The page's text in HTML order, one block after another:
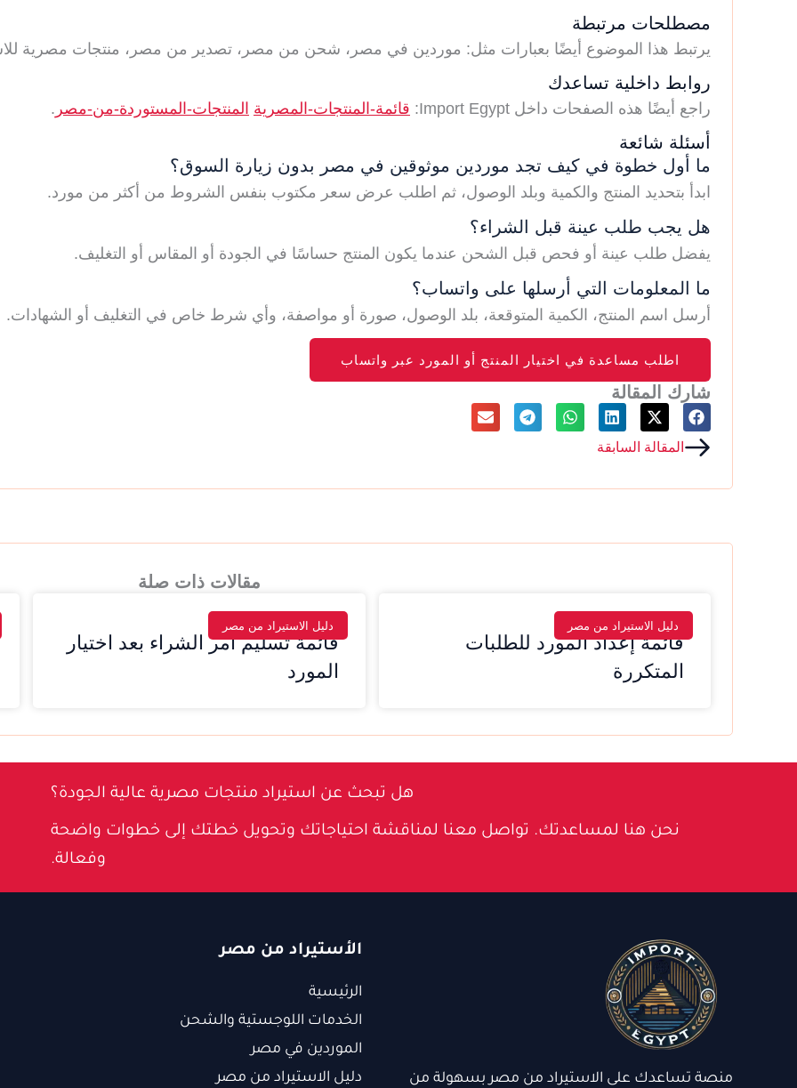
مصطلحات مرتبطة
يرتبط هذا الموضوع أيضًا بعبارات مثل: موردين في مصر، شحن من مصر، تصدير من مصر، منتجات مصرية
روابط داخلية تساعدك
راجع أيضًا هذه الصفحات داخل Import Egypt: قائمة-المنتجات-المصرية المنتجات-المستوردة-من-مصر .
أسئلة شائعة
ما أول خطوة في كيف تجد موردين موثوقين في مصر بدون زيارة السوق؟
ابدأ بتحديد المنتج والكمية وبلد الوصول، ثم اطلب عرض سعر مكتوب بنفس الشروط من أكثر من مورد.
هل يجب طلب عينة قبل الشراء؟
يفضل طلب عينة أو فحص قبل الشحن عندما يكون المنتج حساسًا في الجودة أو المقاس أو التغليف.
ما المعلومات التي أرسلها على واتساب؟
أرسل اسم المنتج، الكمية المتوقعة، بلد الوصول، صورة أو مواصفة، وأي شرط خاص في التغليف أو الشهادات.
اطلب مساعدة في اختيار المنتج أو المورد عبر واتساب
شارك المقالة
Prevالمقالة السابقة
مقالات ذات صلة
دليل الاستيراد من مصر
قائمة إعداد المورد للطلبات
المتكررة
دليل الاستيراد من مصر
قائمة تسليم أمر الشراء بعد اختيار
المورد
هل تبحث عن استيراد منتجات مصرية عالية الجودة؟
نحن هنا لمساعدتك. تواصل معنا لمناقشة احتياجاتك وتحويل خطتك إلى خطوات واضحة
وفعالة.
منصة تساعدك على الاستيراد من مصر بسهولة من
الأستيراد من مصر
الرئيسية
الخدمات اللوجستية والشحن
الموردين في مصر
دليل الاستيراد من مصر